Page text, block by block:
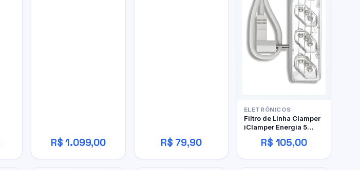
R$ 1.099,00 R$ 79,90
ELETRÔNICOS
Filtro de Linha Clamper
iClamper Energia 5
Tomadas
R$ 105,00